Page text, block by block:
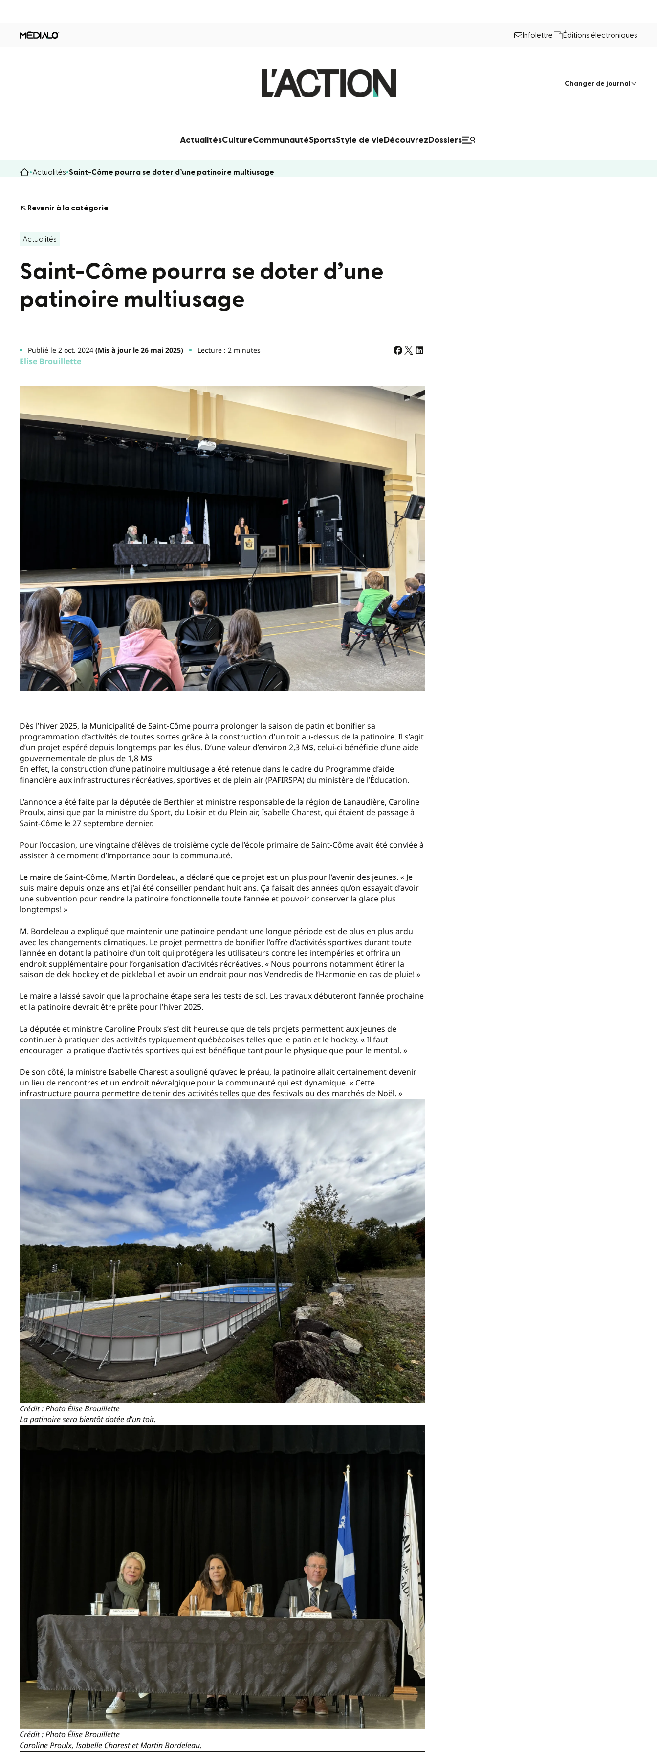
Infolettre Éditions électroniques
Changer de journal
ActualitésCultureCommunautéSportsStyle de vie Découvrez Dossiers
Actualités Saint-Côme pourra se doter d’une patinoire multiusage
Revenir à la catégorie
Actualités
Saint-Côme pourra se doter d’une
patinoire multiusage
Publié le 2 oct. 2024(Mis à jour le 26 mai 2025) Lecture : 2 minutes
Elise Brouillette
Dès l’hiver 2025, la Municipalité de Saint-Côme pourra prolonger la saison de patin et bonifier sa
programmation d’activités de toutes sortes grâce à la construction d’un toit au-dessus de la patinoire. Il s’agit
d’un projet espéré depuis longtemps par les élus. D’une valeur d’environ 2,3 M$, celui-ci bénéficie d’une aide
gouvernementale de plus de 1,8 M$.
En effet, la construction d’une patinoire multiusage a été retenue dans le cadre du Programme d’aide
financière aux infrastructures récréatives, sportives et de plein air (PAFIRSPA) du ministère de l’Éducation.
L’annonce a été faite par la députée de Berthier et ministre responsable de la région de Lanaudière, Caroline
Proulx, ainsi que par la ministre du Sport, du Loisir et du Plein air, Isabelle Charest, qui étaient de passage à
Saint-Côme le 27 septembre dernier.
Pour l’occasion, une vingtaine d’élèves de troisième cycle de l’école primaire de Saint-Côme avait été conviée à
assister à ce moment d’importance pour la communauté.
Le maire de Saint-Côme, Martin Bordeleau, a déclaré que ce projet est un plus pour l’avenir des jeunes. « Je
suis maire depuis onze ans et j’ai été conseiller pendant huit ans. Ça faisait des années qu’on essayait d’avoir
une subvention pour rendre la patinoire fonctionnelle toute l’année et pouvoir conserver la glace plus
longtemps! »
M. Bordeleau a expliqué que maintenir une patinoire pendant une longue période est de plus en plus ardu
avec les changements climatiques. Le projet permettra de bonifier l’offre d’activités sportives durant toute
l’année en dotant la patinoire d’un toit qui protégera les utilisateurs contre les intempéries et offrira un
endroit supplémentaire pour l’organisation d’activités récréatives. « Nous pourrons notamment étirer la
saison de dek hockey et de pickleball et avoir un endroit pour nos Vendredis de l’Harmonie en cas de pluie! »
Le maire a laissé savoir que la prochaine étape sera les tests de sol. Les travaux débuteront l’année prochaine
et la patinoire devrait être prête pour l’hiver 2025.
La députée et ministre Caroline Proulx s’est dit heureuse que de tels projets permettent aux jeunes de
continuer à pratiquer des activités typiquement québécoises telles que le patin et le hockey. « Il faut
encourager la pratique d’activités sportives qui est bénéfique tant pour le physique que pour le mental. »
De son côté, la ministre Isabelle Charest a souligné qu’avec le préau, la patinoire allait certainement devenir
un lieu de rencontres et un endroit névralgique pour la communauté qui est dynamique. « Cette
infrastructure pourra permettre de tenir des activités telles que des festivals ou des marchés de Noël. »
Crédit : Photo Élise Brouillette
La patinoire sera bientôt dotée d’un toit.
Crédit : Photo Élise Brouillette
Caroline Proulx, Isabelle Charest et Martin Bordeleau.